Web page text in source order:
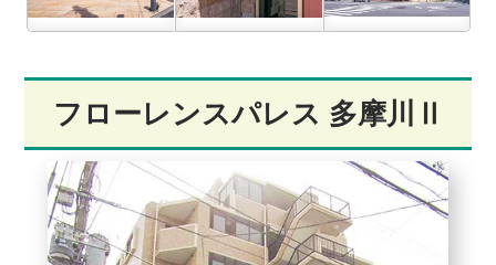
フローレンスパレス 多摩川Ⅱ